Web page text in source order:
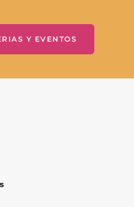
Y EVENTOS